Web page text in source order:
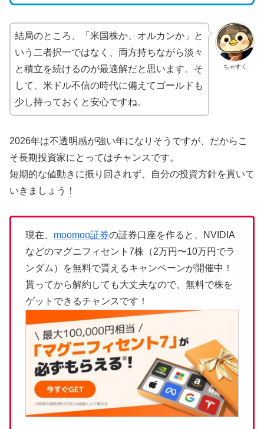
ちゃすく
結局のところ、「米国株か、オルカンか」と
いう二者択一ではなく、両方持ちながら淡々
と積立を続けるのが最適解だと思います。そ
して、米ドル不信の時代に備えてゴールドも
少し持っておくと安心ですね。
2026年は不透明感が強い年になりそうですが、だからこ
そ長期投資家にとってはチャンスです。
短期的な値動きに振り回されず、自分の投資方針を貫いて
いきましょう！
現在、 moomoo証券の証券口座を作ると、NVIDIA
などのマグニフィセント7株（2万円〜10万円でラ
ンダム）を無料で貰えるキャンペーンが開催中！
貰ってから解約しても大丈夫なので、無料で株を
ゲットできるチャンスです！